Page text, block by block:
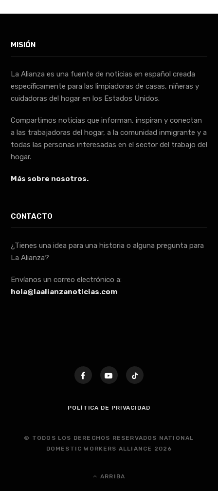
MISIÓN
La Alianza es una fuente de noticias en español creada
específicamente para las limpiadoras de casas, niñeras y
cuidadoras del hogar en los Estados Unidos.
Compartimos noticias que informan, inspiran y conectan
a las trabajadoras del hogar, a la comunidad inmigrante y a
todas las personas interesadas en el sector del trabajo del
hogar.
Más sobre nosotros.
CONTACTO
¿Tienes una idea para una historia o alguna pregunta para
La Alianza?
Envíanos un correo electrónico a:
hola@laalianzanoticias.com
POLÍTICA DE PRIVACIDAD
© TODOS LOS DERECHOS RESERVADOS NATIONAL
DOMESTIC WORKERS ALLIANCE 2026
ARRIBA